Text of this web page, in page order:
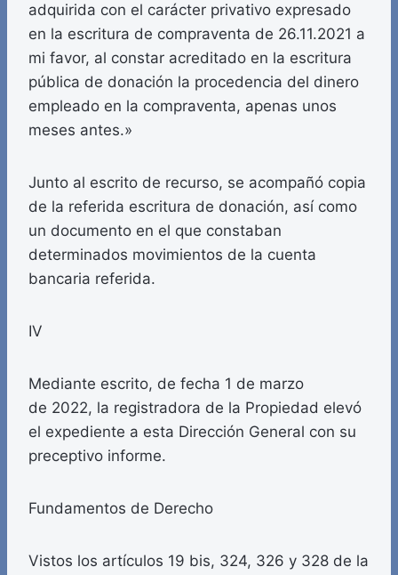
adquirida con el carácter privativo expresado
en la escritura de compraventa de 26.11.2021 a
mi favor, al constar acreditado en la escritura
pública de donación la procedencia del dinero
empleado en la compraventa, apenas unos
meses antes.»
Junto al escrito de recurso, se acompañó copia
de la referida escritura de donación, así como
un documento en el que constaban
determinados movimientos de la cuenta
bancaria referida.
IV
Mediante escrito, de fecha 1 de marzo
de 2022, la registradora de la Propiedad elevó
el expediente a esta Dirección General con su
preceptivo informe.
Fundamentos de Derecho
Vistos los artículos 19 bis, 324, 326 y 328 de la